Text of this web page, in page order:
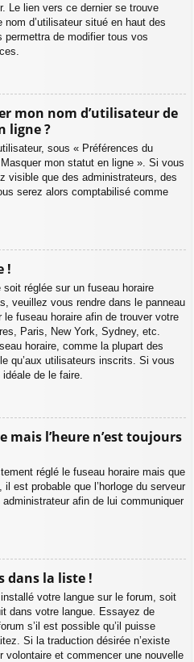
Le lien vers ce dernier se trouve
d’utilisateur situé en haut des
de modifier tous vos
mon nom d’utilisateur de
ligne ?
sous « Préférences du
mon statut en ligne ». Si vous
visible que des administrateurs, des
serez alors comptabilisé comme
!
soit réglée sur un fuseau horaire
veuillez vous rendre dans le panneau
le fuseau horaire afin de trouver votre
Paris, New York, Sydney, etc.
horaire, comme la plupart des
qu’aux utilisateurs inscrits. Si vous
de le faire.
mais l’heure n’est toujours
réglé le fuseau horaire mais que
il est probable que l’horloge du serveur
afin de lui communiquer
dans la liste !
votre langue sur le forum, soit
dans votre langue. Essayez de
s’il est possible qu’il puisse
Si la traduction désirée n’existe
et commencer une nouvelle